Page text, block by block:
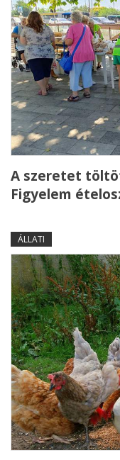
A szeretet
Figyelem
ÁLLATI